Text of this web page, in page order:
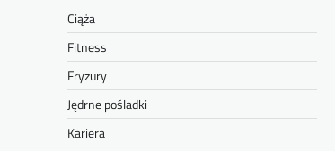
Ciąża
Fitness
Fryzury
Jędrne pośladki
Kariera